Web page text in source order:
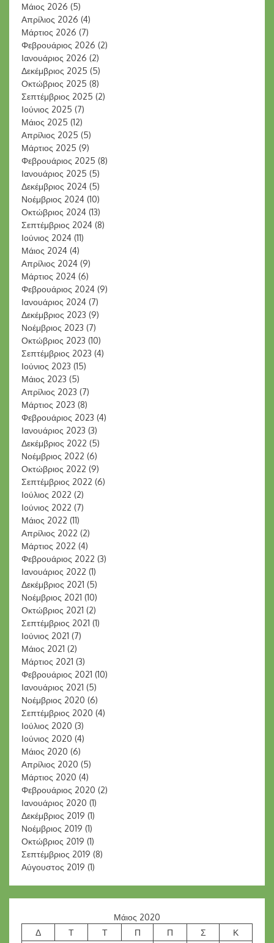
Μάιος 2026 (5)
Απρίλιος 2026 (4)
Μάρτιος 2026 (7)
Φεβρουάριος 2026 (2)
Ιανουάριος 2026 (2)
Δεκέμβριος 2025 (5)
Οκτώβριος 2025 (8)
Σεπτέμβριος 2025 (2)
Ιούνιος 2025 (7)
Μάιος 2025 (12)
Απρίλιος 2025 (5)
Μάρτιος 2025 (9)
Φεβρουάριος 2025 (8)
Ιανουάριος 2025 (5)
Δεκέμβριος 2024 (5)
Νοέμβριος 2024 (10)
Οκτώβριος 2024 (13)
Σεπτέμβριος 2024 (8)
Ιούνιος 2024 (11)
Μάιος 2024 (4)
Απρίλιος 2024 (9)
Μάρτιος 2024 (6)
Φεβρουάριος 2024 (9)
Ιανουάριος 2024 (7)
Δεκέμβριος 2023 (9)
Νοέμβριος 2023 (7)
Οκτώβριος 2023 (10)
Σεπτέμβριος 2023 (4)
Ιούνιος 2023 (15)
Μάιος 2023 (5)
Απρίλιος 2023 (7)
Μάρτιος 2023 (8)
Φεβρουάριος 2023 (4)
Ιανουάριος 2023 (3)
Δεκέμβριος 2022 (5)
Νοέμβριος 2022 (6)
Οκτώβριος 2022 (9)
Σεπτέμβριος 2022 (6)
Ιούλιος 2022 (2)
Ιούνιος 2022 (7)
Μάιος 2022 (11)
Απρίλιος 2022 (2)
Μάρτιος 2022 (4)
Φεβρουάριος 2022 (3)
Ιανουάριος 2022 (1)
Δεκέμβριος 2021 (5)
Νοέμβριος 2021 (10)
Οκτώβριος 2021 (2)
Σεπτέμβριος 2021 (1)
Ιούνιος 2021 (7)
Μάιος 2021 (2)
Μάρτιος 2021 (3)
Φεβρουάριος 2021 (10)
Ιανουάριος 2021 (5)
Νοέμβριος 2020 (6)
Σεπτέμβριος 2020 (4)
Ιούλιος 2020 (3)
Ιούνιος 2020 (4)
Μάιος 2020 (6)
Απρίλιος 2020 (5)
Μάρτιος 2020 (4)
Φεβρουάριος 2020 (2)
Ιανουάριος 2020 (1)
Δεκέμβριος 2019 (1)
Νοέμβριος 2019 (1)
Οκτώβριος 2019 (1)
Σεπτέμβριος 2019 (8)
Αύγουστος 2019 (1)
Μάιος 2020
Δ
Τ Τ Π Π Σ Κ